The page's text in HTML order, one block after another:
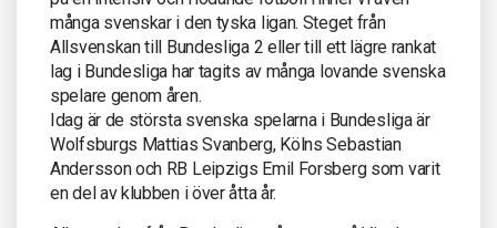
många svenskar i den tyska ligan. Steget från
Allsvenskan till Bundesliga 2 eller till ett lägre rankat
lag i Bundesliga har tagits av många lovande svenska
spelare genom åren.
Idag är de största svenska spelarna i Bundesliga är
Wolfsburgs Mattias Svanberg, Kölns Sebastian
Andersson och RB Leipzigs Emil Forsberg som varit
en del av klubben i över åtta år.